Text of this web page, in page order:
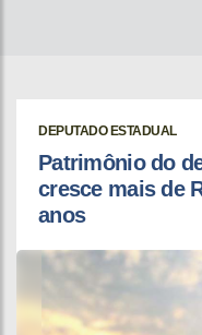
DEPUTADO ESTADUAL
Patrimônio do
cresce mais de
anos